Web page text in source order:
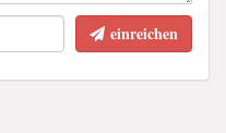
einreichen